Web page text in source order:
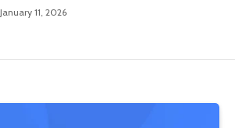
January 11, 2026